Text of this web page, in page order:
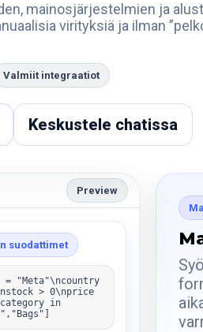
mainosjärjestelmien ja
virityksiä ja ilman
Valmiit integraatiot
Keskustele chatissa
Preview
suodattimet
= "Meta"\ncountry
> 0\nprice
in